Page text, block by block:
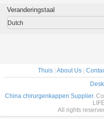
van
Medische Steriele
Plastiek
het
Veranderingstaal
Dutch
Thuis | About Us |
China chirurgenkappen Supplier.
All rights